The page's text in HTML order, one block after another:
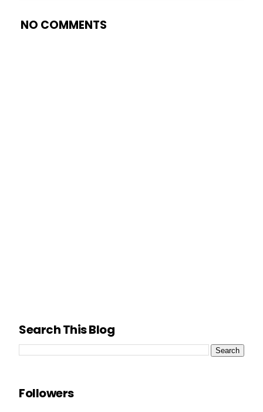
NO COMMENTS
Search This Blog
Followers